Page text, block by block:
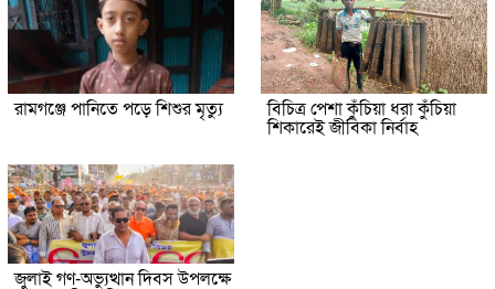
রামগঞ্জে পানিতে পড়ে শিশুর মৃত্যু বিচিত্র পেশা কুঁচিয়া ধরা কুঁচিয়া
শিকারেই জীবিকা নির্বাহ
জুলাই গণ-অভ্যুত্থান দিবস উপলক্ষে